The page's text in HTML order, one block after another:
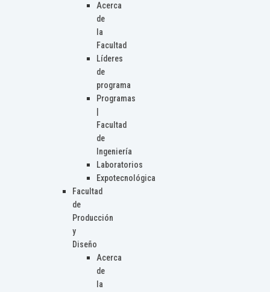
Acerca
de
la
Facultad
Líderes
de
programa
Programas
Facultad
de
Ingeniería
Laboratorios
Expotecnológica
Facultad
de
Producción
y
Diseño
Acerca
de
la